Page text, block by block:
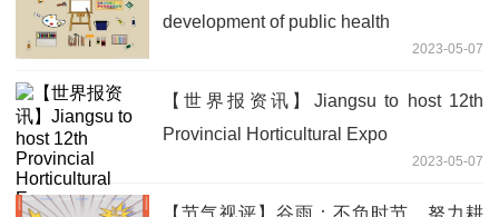
development of public health
2023-05-07
【世界报资讯】Jiangsu to host 12th
Provincial Horticultural Expo
2023-05-07